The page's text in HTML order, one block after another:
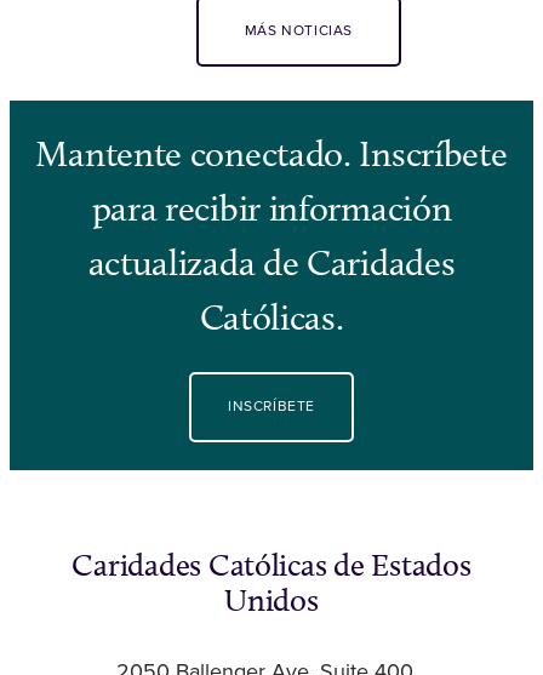
MÁS NOTICIAS
Mantente conectado. Inscríbete
para recibir información
actualizada de Caridades
Católicas.
INSCRÍBETE
Caridades Católicas de Estados
Unidos